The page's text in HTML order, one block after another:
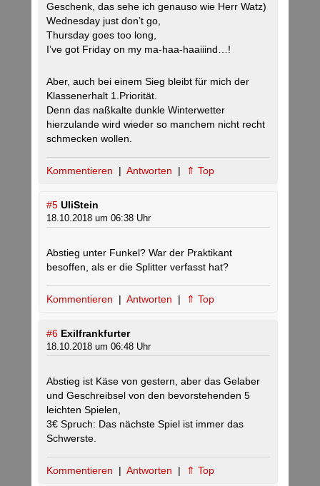
Geschenk, das sehe ich genauso wie Herr Watz)
Wednesday just don’t go,
Thursday goes too long,
I’ve got Friday on my ma-haa-haaiiind…!
Aber, auch bei einem Sieg bleibt für mich der
Klassenerhalt 1.Priorität.
Denn das naßkalte dunkle Winterwetter
hierzulande wird wieder so manchem nicht recht
schmecken wollen.
Kommentieren | Antworten | ⇑ Top
#5 UliStein
18.10.2018 um 06:38 Uhr
Abstieg unter Funkel? War der Praktikant
besoffen, als er die Splitter verfasst hat?
Kommentieren | Antworten | ⇑ Top
#6 Exilfrankfurter
18.10.2018 um 06:48 Uhr
Abstieg ist Käse von gestern, aber das Gelaber
und Geschreibsel von den bevorstehenden 5
leichten Spielen,
3€ Spruch: Das nächste Spiel ist immer das
Schwerste.
Kommentieren | Antworten | ⇑ Top